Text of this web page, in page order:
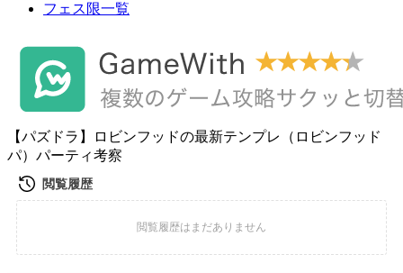
フェス限一覧
【パズドラ】ロビンフッドの最新テンプレ（ロビンフッド
パ）パーティ考察